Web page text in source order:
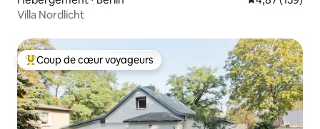
Villa Nordlicht
Coups de cœur voyageurs les plus appréciés
Coup de cœur voyageurs